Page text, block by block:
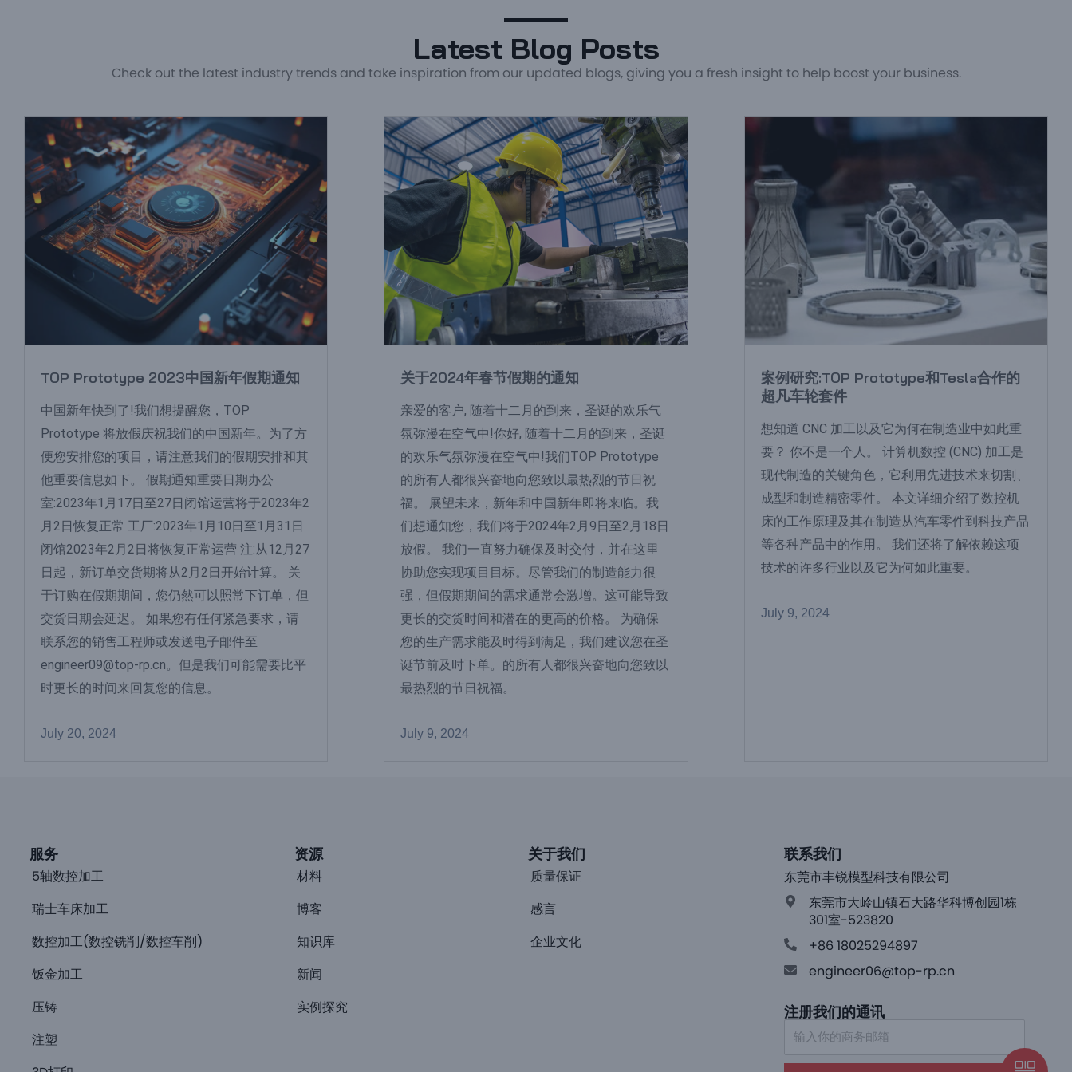
Latest Blog Posts
Check out the latest industry trends and take inspiration from our updated blogs, giving you a fresh insight to help boost your business.
TOP Prototype 2023中国新年假期通知
中国新年快到了!我们想提醒您，TOP
Prototype 将放假庆祝我们的中国新年。为了方
便您安排您的项目，请注意我们的假期安排和其
他重要信息如下。 假期通知重要日期办公
室:2023年1月17日至27日闭馆运营将于2023年2
月2日恢复正常 工厂:2023年1月10日至1月31日
闭馆2023年2月2日将恢复正常运营 注:从12月27
日起，新订单交货期将从2月2日开始计算。 关
于订购在假期期间，您仍然可以照常下订单，但
交货日期会延迟。 如果您有任何紧急要求，请
联系您的销售工程师或发送电子邮件至
engineer09@top-rp.cn。但是我们可能需要比平
时更长的时间来回复您的信息。
July 20, 2024
关于2024年春节假期的通知
亲爱的客户, 随着十二月的到来，圣诞的欢乐气
氛弥漫在空气中!你好, 随着十二月的到来，圣诞
的欢乐气氛弥漫在空气中!我们TOP Prototype
的所有人都很兴奋地向您致以最热烈的节日祝
福。 展望未来，新年和中国新年即将来临。我
们想通知您，我们将于2024年2月9日至2月18日
放假。 我们一直努力确保及时交付，并在这里
协助您实现项目目标。尽管我们的制造能力很
强，但假期期间的需求通常会激增。这可能导致
更长的交货时间和潜在的更高的价格。 为确保
您的生产需求能及时得到满足，我们建议您在圣
诞节前及时下单。的所有人都很兴奋地向您致以
最热烈的节日祝福。
July 9, 2024
案例研究:TOP Prototype和Tesla合作的
超凡车轮套件
想知道 CNC 加工以及它为何在制造业中如此重
要？ 你不是一个人。 计算机数控 (CNC) 加工是
现代制造的关键角色，它利用先进技术来切割、
成型和制造精密零件。 本文详细介绍了数控机
床的工作原理及其在制造从汽车零件到科技产品
等各种产品中的作用。 我们还将了解依赖这项
技术的许多行业以及它为何如此重要。
July 9, 2024
服务
5轴数控加工
瑞士车床加工
数控加工(数控铣削/数控车削)
钣金加工
压铸
注塑
资源
材料
博客
知识库
新闻
实例探究
关于我们
质量保证
感言
企业文化
联系我们
东莞市丰锐模型科技有限公司
东莞市大岭山镇石大路华科博创园1栋
301室-523820
+86 18025294897
engineer06@top-rp.cn
注册我们的通讯